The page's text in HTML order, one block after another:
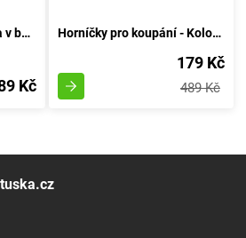
Plyšová pyramida Liška v barvách 27 cm
Kč
Horníčky pro koupání - Kolorovaná věžička vody
179 Kč
489 Kč